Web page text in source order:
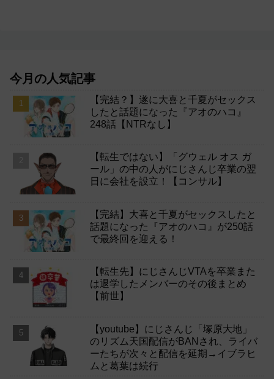
今月の人気記事
【完結？】遂に大喜と千夏がセックス
したと話題になった『アオのハコ』
248話【NTRなし】
【転生ではない】「グウェル オス ガ
ール」の中の人がにじさんじ卒業の翌
日に会社を設立！【コンサル】
【完結】大喜と千夏がセックスしたと
話題になった『アオのハコ』が250話
で最終回を迎える！
【転生先】にじさんじVTAを卒業また
は退学したメンバーのその後まとめ
【前世】
【youtube】にじさんじ「塚原大地」
のリズム天国配信がBANされ、ライバ
ーたちが次々と配信を延期→イブラヒ
ムと葛葉は続行